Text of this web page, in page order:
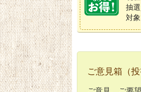
抽
対
ご意見箱（投